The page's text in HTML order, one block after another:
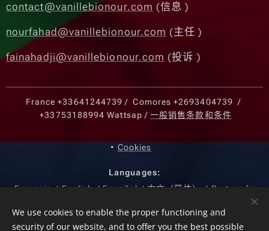
contact@vanillebionour.com (信息 )
nourfahad@vanillebionour.com (主任 )
fainahadji@vanillebionour.com (投诉 )
France+33641244739 / Comores+2693404739 /
+33753188994Wattsap / 一般销售条款和条件
Cookies
Languages
Français
English Español 中文（简体） Português
Currency
EUR €
USD $ KMF CF CNY ¥
We use cookies to enable the proper functioning and
security of our website, and to offer you the best possible